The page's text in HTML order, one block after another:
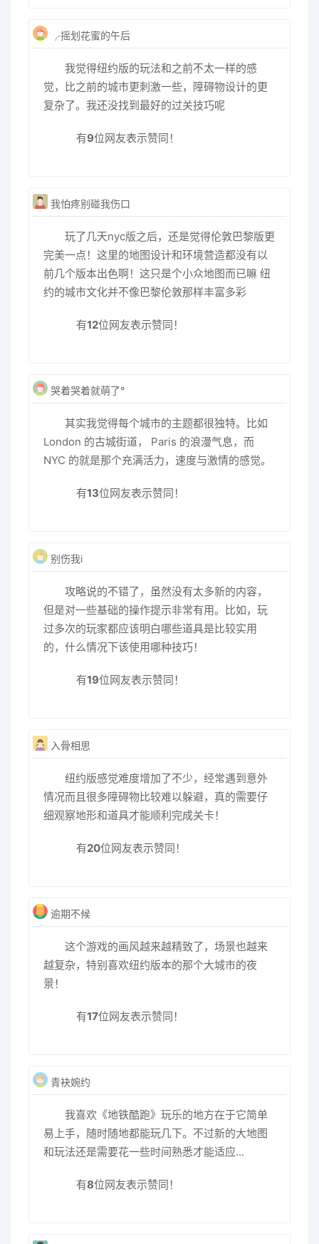
╭摇划花蜜的午后
我觉得纽约版的玩法和之前不太一样的感
觉，比之前的城市更刺激一些，障碍物设计的更
复杂了。我还没找到最好的过关技巧呢
有9位网友表示赞同！
我怕疼别碰我伤口
玩了几天nyc版之后，还是觉得伦敦巴黎版更
完美一点！这里的地图设计和环境营造都没有以
前几个版本出色啊！这只是个小众地图而已嘛 纽
约的城市文化并不像巴黎伦敦那样丰富多彩
有12位网友表示赞同！
哭着哭着就萌了°
其实我觉得每个城市的主题都很独特。比如
London 的古城街道， Paris 的浪漫气息，而
NYC 的就是那个充满活力，速度与激情的感觉。
有13位网友表示赞同！
别伤我i
攻略说的不错了，虽然没有太多新的内容，
但是对一些基础的操作提示非常有用。比如，玩
过多次的玩家都应该明白哪些道具是比较实用
的，什么情况下该使用哪种技巧！
有19位网友表示赞同！
入骨相思
纽约版感觉难度增加了不少，经常遇到意外
情况而且很多障碍物比较难以躲避，真的需要仔
细观察地形和道具才能顺利完成关卡！
有20位网友表示赞同！
逾期不候
这个游戏的画风越来越精致了，场景也越来
越复杂，特别喜欢纽约版本的那个大城市的夜
景！
有17位网友表示赞同！
青袂婉约
我喜欢《地铁酷跑》玩乐的地方在于它简单
易上手，随时随地都能玩几下。不过新的大地图
和玩法还是需要花一些时间熟悉才能适应...
有8位网友表示赞同！